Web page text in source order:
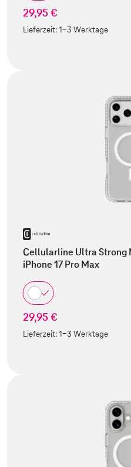
29,95 €
Lieferzeit:1-3 Werktage
Cellularline Ultra Strong
iPhone 17 Pro Max
29,95 €
Lieferzeit:1-3 Werktage